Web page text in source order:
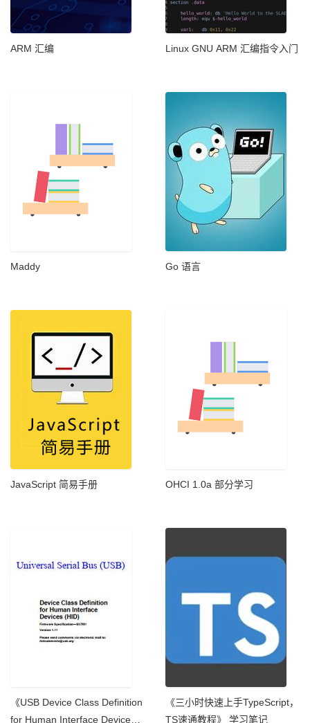
ARM 汇编 Linux GNU ARM 汇编指令入门
Maddy​ Go 语言
JavaScript 简易手册 OHCI 1.0a 部分学习
《USB Device Class Definition
for Human Interface Devices
《三小时快速上手TypeScript，
TS速通教程》 学习笔记